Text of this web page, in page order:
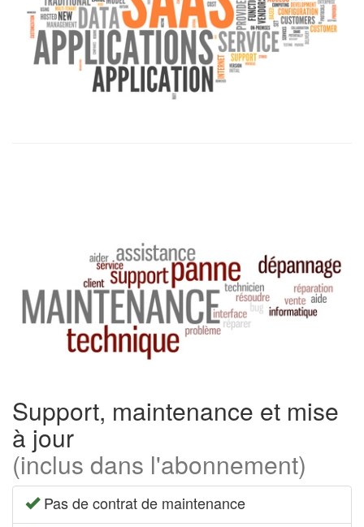
Support, maintenance et mise
à jour
(inclus dans l'abonnement)
Pas de contrat de maintenance